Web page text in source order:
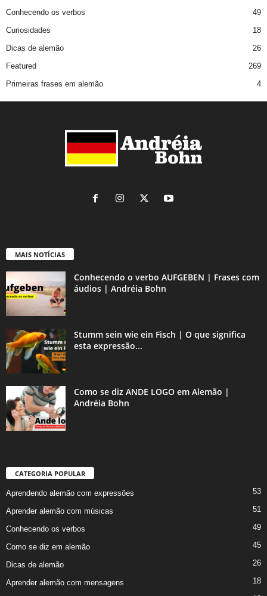
Conhecendo os verbos
49
Curiosidades
18
Dicas de alemão
26
Featured
269
Primeiras frases em alemão
4
MAIS NOTÍCIAS
Conhecendo o verbo AUFGEBEN | Frases com
áudios | Andréia Bohn
Stumm sein wie ein Fisch | O que significa
esta expressão...
Como se diz ANDE LOGO em Alemão |
Andréia Bohn
CATEGORIA POPULAR
Aprendendo alemão com expressões 53
Aprender alemão com músicas 51
Conhecendo os verbos 49
Como se diz em alemão 45
Dicas de alemão 26
Aprender alemão com mensagens
18